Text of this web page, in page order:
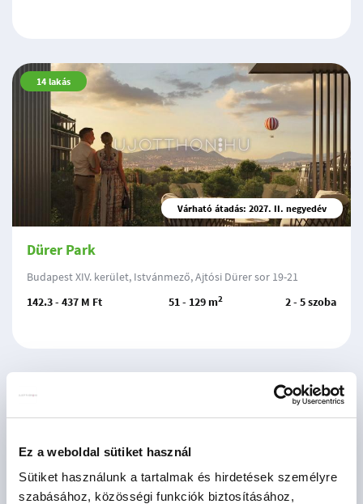
Ez a weboldal sütiket használ
Sütiket használunk a tartalmak és hirdetések személyre
szabásához, közösségi funkciók biztosításához,
14 lakás
Várható átadás: 2027. II. negyedév
Dürer Park
Budapest XIV. kerület, Istvánmező, Ajtósi Dürer sor 19-21
142.3 - 437 M Ft
51 - 129 m2 2 - 5 szoba